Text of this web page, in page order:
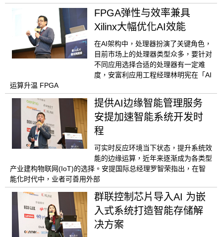
FPGA弹性与效率兼具
Xilinx大幅优化AI效能
在AI架构中，处理器扮演了关键角色，
目前市场上的处理器类型众多，要针对
不同应用选择合适的处理器有一定难
度，安富利应用工程经理林明宪在「AI
运算升温 FPGA
提供AI边缘智能管理服务
安提加速智能系统开发时
程
可实时反应环境当下状态，提升系统效
能的边缘运算，近年来逐渐成为各类型
产业建构物联网(IoT)的选择。安提国际总经理罗智荣指出，在智
能化时代中，业者可善用外部
群联控制芯片导入AI 为嵌
入式系统打造智能存储解
决方案